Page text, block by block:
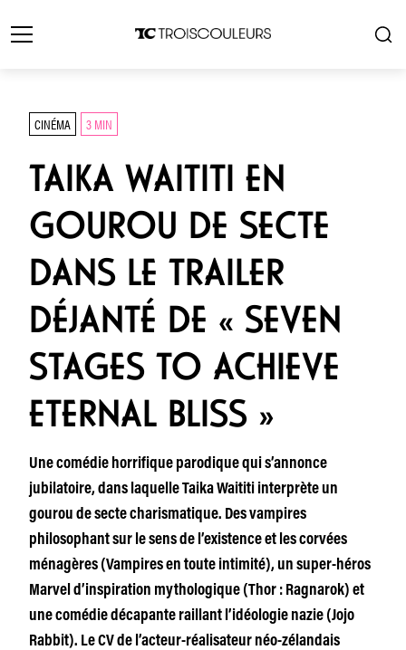
CINÉMA 3 MIN
TAIKA WAITITI EN
GOUROU DE SECTE
DANS LE TRAILER
DÉJANTÉ DE « SEVEN
STAGES TO ACHIEVE
ETERNAL BLISS »
Une comédie horrifique parodique qui s’annonce
jubilatoire, dans laquelle Taika Waititi interprète un
gourou de secte charismatique. Des vampires
philosophant sur le sens de l’existence et les corvées
ménagères (Vampires en toute intimité), un super-héros
Marvel d’inspiration mythologique (Thor : Ragnarok) et
une comédie décapante raillant l’idéologie nazie (Jojo
Rabbit). Le CV de l’acteur-réalisateur néo-zélandais